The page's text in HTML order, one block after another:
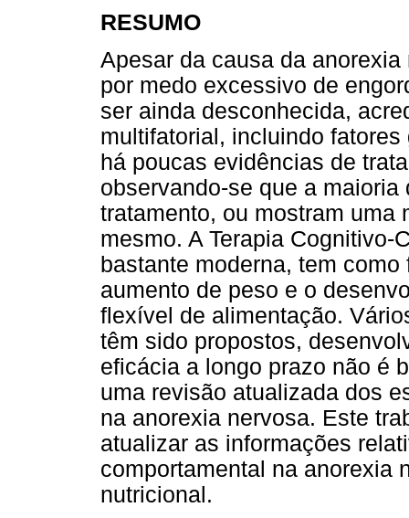
RESUMO
Apesar da causa da
por medo excessivo de
ser ainda desconhecida,
multifatorial, incluindo
há poucas evidências de
observando-se que a
tratamento, ou mostram uma
mesmo. A Terapia Cognitivo-
bastante moderna, tem
aumento de peso e o
flexível de alimentação.
têm sido propostos,
eficácia a longo prazo não é
uma revisão atualizada dos
na anorexia nervosa. Este
atualizar as informações
comportamental na anorexia
nutricional.